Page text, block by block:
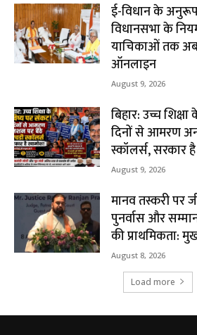
ई-विधान के
विधानसभा के
याचिकाओं तक
ऑनलाइन
August 9, 2026
बिहार: उच्च
दिनों से आमरण
स्कॉलर्स, सरकार
August 9, 2026
मानव तस्करी पर
पुनर्वास और
की प्राथमिकता:
August 8, 2026
Load more